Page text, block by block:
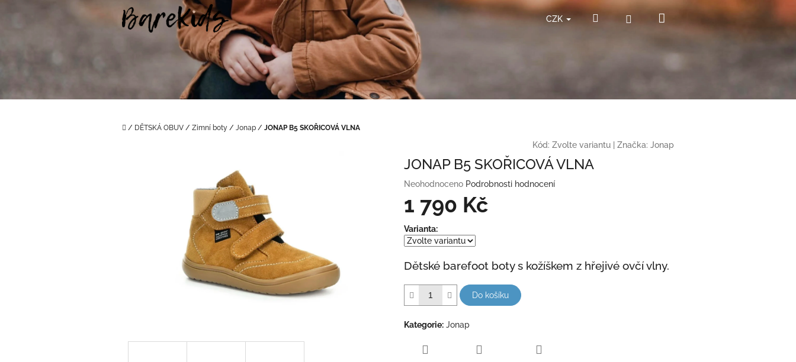
CZK HledatPřihlášeníNákupní
Domů
/ DĚTSKÁ OBUV / Zimní boty / Jonap / JONAP B5 SKOŘICOVÁ VLNA
Kód: Zvolte variantu Značka: Jonap
JONAP B5 SKOŘICOVÁ VLNA
Průměrné
produktu
0,0
z
hvězdiček.
Neohodnoceno Podrobnosti hodnocení
1 790 Kč
Měrná
cena:
Varianta:
Dětské barefoot boty s kožíškem z hřejivé ovčí vlny.
Do košíku
Kategorie: Jonap